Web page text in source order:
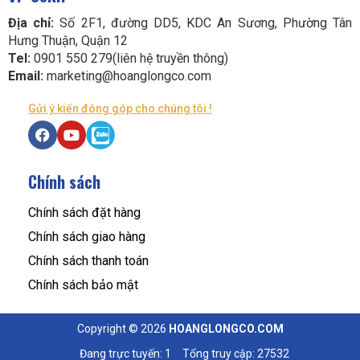
Địa chỉ: Số 2F1, đường DD5, KDC An Sương, Phường Tân
Hưng Thuận, Quận 12
Tel: 0901 550 279(liên hệ truyền thông)
Email: marketing@hoanglongco.com
Gửi ý kiến đóng góp cho chúng tôi !
Chính sách
Chính sách đặt hàng
Chính sách giao hàng
Chính sách thanh toán
Chính sách bảo mật
Copyright © 2026 HOANGLONGCO.COM
Đang trực tuyến: 1
Tổng truy cập: 27532